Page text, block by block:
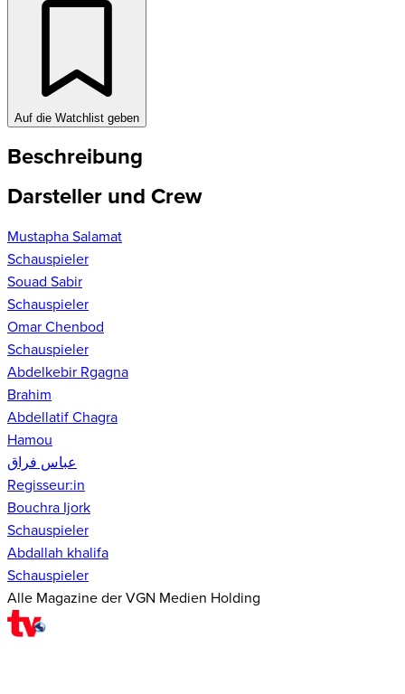
Auf die Watchlist geben
Beschreibung
Darsteller und Crew
Mustapha Salamat
Schauspieler
Souad Sabir
Schauspieler
Omar Chenbod
Schauspieler
Abdelkebir Rgagna
Brahim
Abdellatif Chagra
Hamou
عباس فراق
Regisseur:in
Bouchra Ijork
Schauspieler
Abdallah khalifa
Schauspieler
Alle Magazine der VGN Medien Holding